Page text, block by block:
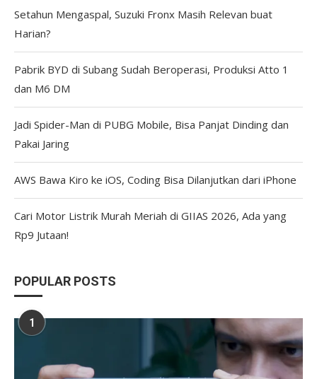
Setahun Mengaspal, Suzuki Fronx Masih Relevan buat
Harian?
Pabrik BYD di Subang Sudah Beroperasi, Produksi Atto 1
dan M6 DM
Jadi Spider-Man di PUBG Mobile, Bisa Panjat Dinding dan
Pakai Jaring
AWS Bawa Kiro ke iOS, Coding Bisa Dilanjutkan dari iPhone
Cari Motor Listrik Murah Meriah di GIIAS 2026, Ada yang
Rp9 Jutaan!
POPULAR POSTS
1